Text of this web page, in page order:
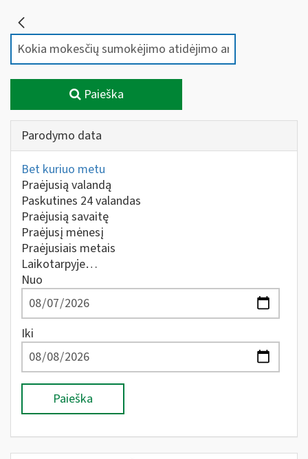
Paieška
Parodymo data
Bet kuriuo metu
Praėjusią valandą
Paskutines 24 valandas
Praėjusią savaitę
Praėjusį mėnesį
Praėjusiais metais
Laikotarpyje…
Nuo
Iki
Paieška